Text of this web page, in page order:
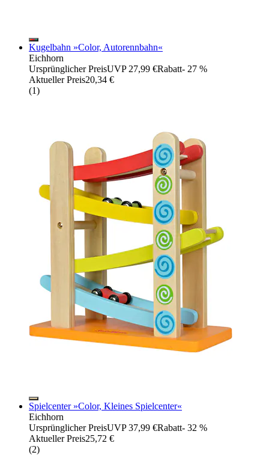
Kugelbahn »Color, Autorennbahn«
Eichhorn
Ursprünglicher PreisUVP 27,99 €Rabatt- 27 %
Aktueller Preis20,34 €
(1)
Spielcenter »Color, Kleines Spielcenter«
Eichhorn
Ursprünglicher PreisUVP 37,99 €Rabatt- 32 %
Aktueller Preis25,72 €
(2)